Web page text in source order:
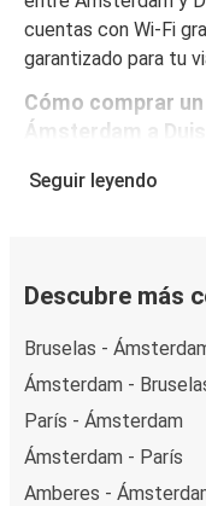
cuentas con Wi-Fi
garantizado para tu
Cómo comprar
Ámsterdam a
Reservar un boleto
diferentes formas de
pagar en efectivo a
Seguir leyendo
Descubre más
Bruselas -
Ámsterdam -
París - Ámsterdam
Ámsterdam - París
Amberes -